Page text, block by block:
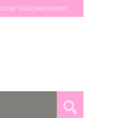
ZONE TÉLÉCHARGEMENT